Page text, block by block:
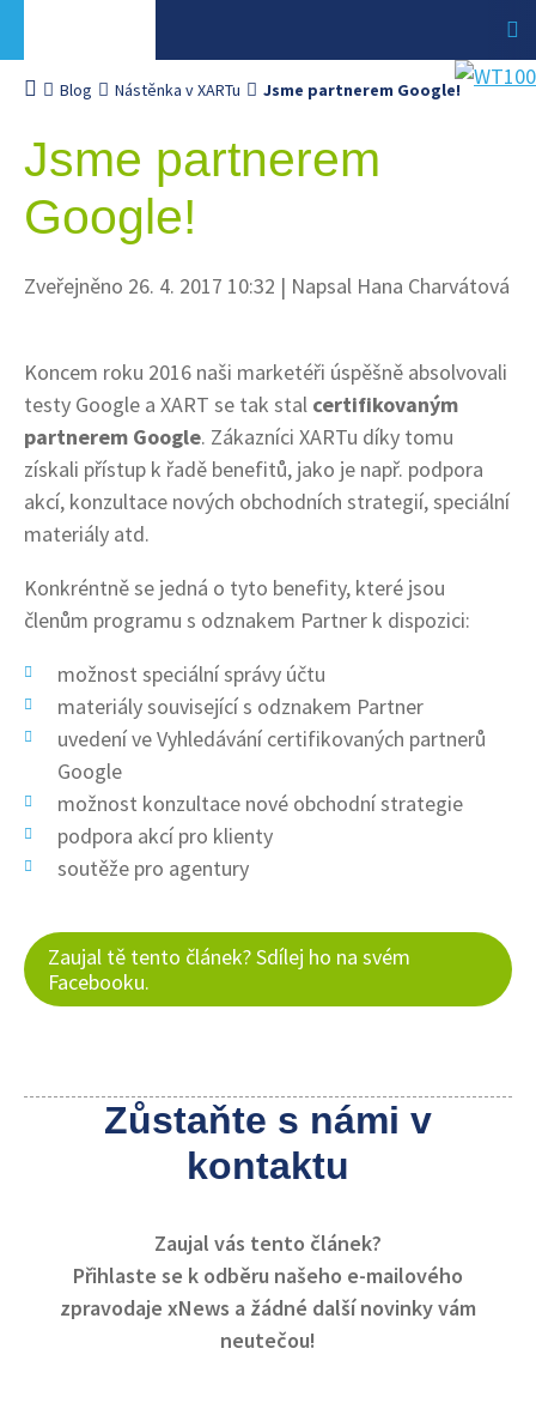
Blog Nástěnka v XARTu Jsme partnerem Google!
Jsme partnerem
Google!
Zveřejněno 26. 4. 2017 10:32 | Napsal Hana Charvátová
Koncem roku 2016 naši marketéři úspěšně absolvovali
testy Google a XART se tak stal certifikovaným
partnerem Google. Zákazníci XARTu díky tomu
získali přístup k řadě benefitů, jako je např. podpora
akcí, konzultace nových obchodních strategií, speciální
materiály atd.
Konkréntně se jedná o tyto benefity, které jsou
členům programu s odznakem Partner k dispozici:
možnost speciální správy účtu
materiály související s odznakem Partner
uvedení ve Vyhledávání certifikovaných partnerů
Google
možnost konzultace nové obchodní strategie
podpora akcí pro klienty
soutěže pro agentury
Zaujal tě tento článek? Sdílej ho na svém
Facebooku.
Zůstaňte s námi v
kontaktu
Zaujal vás tento článek?
Přihlaste se k odběru našeho e-mailového
zpravodaje xNews a žádné další novinky vám
neutečou!